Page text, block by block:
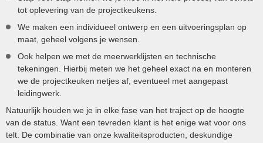
tot oplevering van de projectkeukens.
We maken een individueel ontwerp en een uitvoeringsplan op
maat, geheel volgens je wensen.
Ook helpen we met de meerwerklijsten en technische
tekeningen. Hierbij meten we het geheel exact na en monteren
we de projectkeuken netjes af, eventueel met aangepast
leidingwerk.
Natuurlijk houden we je in elke fase van het traject op de hoogte
van de status. Want een tevreden klant is het enige wat voor ons
telt. De combinatie van onze kwaliteitsproducten, deskundige